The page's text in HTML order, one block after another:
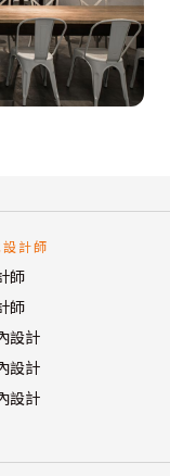
計師
師
師
設計
設計
設計